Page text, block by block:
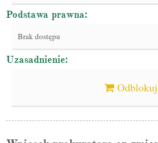
Podstawa prawna:
Brak dostępu
Uzasadnienie:
Odblokuj